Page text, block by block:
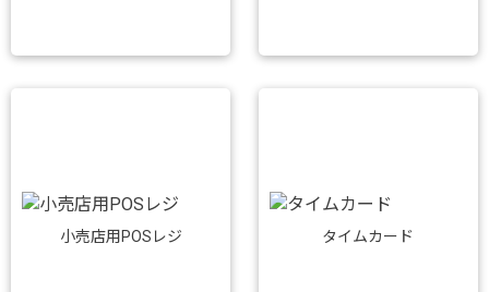
小売店用POSレジ タイムカード